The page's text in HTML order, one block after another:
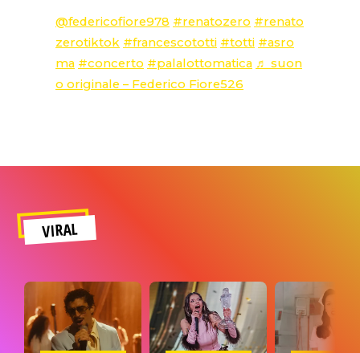
@federicofiore978 #renatozero #renato
zerotiktok #francescototti #totti #asro
ma #concerto #palalottomatica ♬ suon
o originale – Federico Fiore526
VIRAL